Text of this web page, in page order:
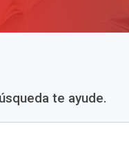
te ayude.